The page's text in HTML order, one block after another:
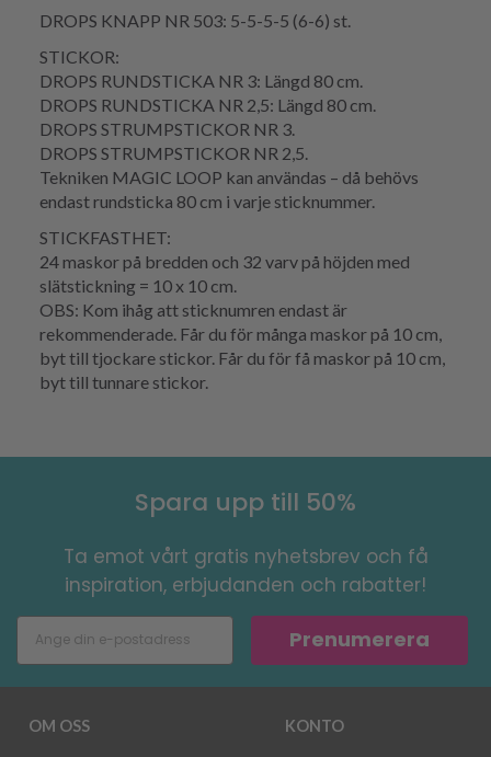
DROPS KNAPP NR 503: 5-5-5-5 (6-6) st.
STICKOR:
DROPS RUNDSTICKA NR 3: Längd 80 cm.
DROPS RUNDSTICKA NR 2,5: Längd 80 cm.
DROPS STRUMPSTICKOR NR 3.
DROPS STRUMPSTICKOR NR 2,5.
Tekniken MAGIC LOOP kan användas – då behövs
endast rundsticka 80 cm i varje sticknummer.
STICKFASTHET:
24 maskor på bredden och 32 varv på höjden med
slätstickning = 10 x 10 cm.
OBS: Kom ihåg att sticknumren endast är
rekommenderade. Får du för många maskor på 10 cm,
byt till tjockare stickor. Får du för få maskor på 10 cm,
byt till tunnare stickor.
Spara upp till 50%
Ta emot vårt gratis nyhetsbrev och få
inspiration, erbjudanden och rabatter!
Prenumerera
OM OSS KONTO